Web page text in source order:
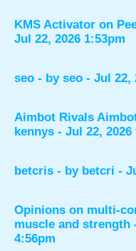
KMS Activator on
Jul 22, 2026 1:53pm
seo - by seo - Jul 22,
Aimbot Rivals
kennys - Jul 22, 2026
betcris - by betcri -
Opinions on multi-
muscle and strength
4:56pm